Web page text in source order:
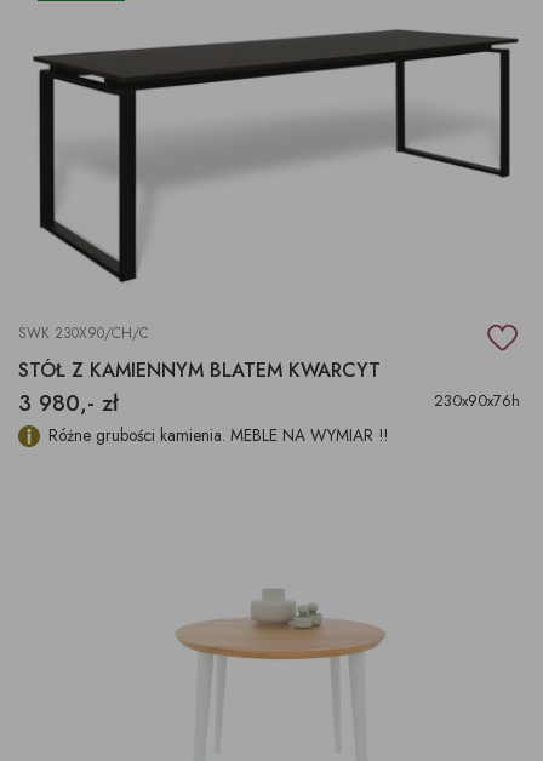
SWK 230X90/CH/C
STÓŁ Z KAMIENNYM BLATEM KWARCYT
3 980,- zł 230x90x76h
Różne grubości kamienia. MEBLE NA WYMIAR !!